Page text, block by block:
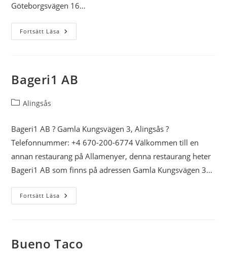
Göteborgsvägen 16…
Fortsätt Läsa Fröken
Gerdas
Bageri1 AB
Inläggskategori:
Alingsås
Bageri1 AB ? Gamla Kungsvägen 3, Alingsås ?
Telefonnummer: +4 670-200-6774 Välkommen till en
annan restaurang på Allamenyer, denna restaurang heter
Bageri1 AB som finns på adressen Gamla Kungsvägen 3…
Fortsätt Läsa Bageri1
AB
Bueno Taco